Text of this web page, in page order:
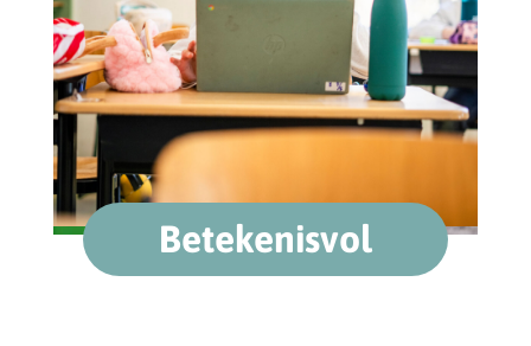
Betekenisvol